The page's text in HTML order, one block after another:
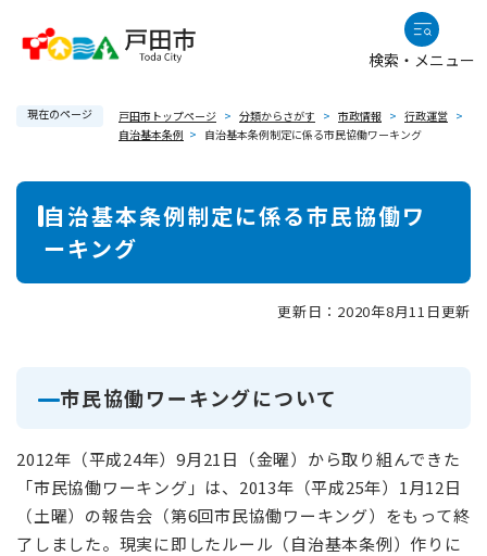
検索・メニュー
現在のページ 戸田市トップページ > 分類からさがす > 市政情報 > 行政運営 >
自治基本条例 > 自治基本条例制定に係る市民協働ワーキング
本
自治基本条例制定に係る市民協働ワ
ーキング
更新日：2020年8月11日更新
市民協働ワーキングについて
2012年（平成24年）9月21日（金曜）から取り組んできた
「市民協働ワーキング」は、2013年（平成25年）1月12日
（土曜）の報告会（第6回市民協働ワーキング）をもって終
了しました。現実に即したルール（自治基本条例）作りに